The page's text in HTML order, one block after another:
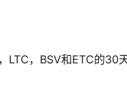
LTC，BSV和ETC的30